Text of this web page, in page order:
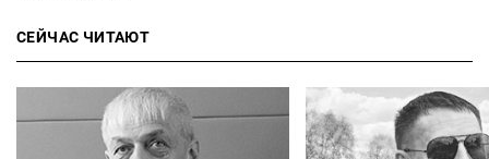
СЕЙЧАС ЧИТАЮТ